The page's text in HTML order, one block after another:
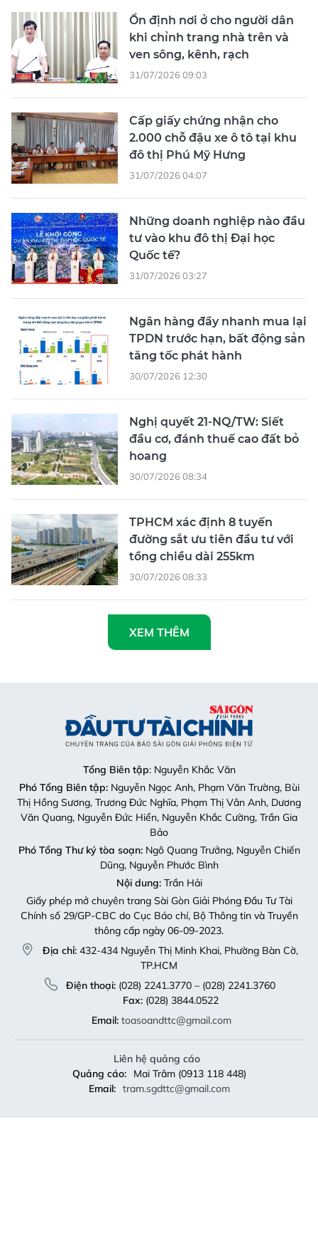
Ổn định nơi ở cho người dân
khi chỉnh trang nhà trên và
ven sông, kênh, rạch
31/07/2026 09:03
Cấp giấy chứng nhận cho
2.000 chỗ đậu xe ô tô tại khu
đô thị Phú Mỹ Hưng
31/07/2026 04:07
Những doanh nghiệp nào đầu
tư vào khu đô thị Đại học
Quốc tế?
31/07/2026 03:27
Ngân hàng đẩy nhanh mua lại
TPDN trước hạn, bất động sản
tăng tốc phát hành
30/07/2026 12:30
Nghị quyết 21-NQ/TW: Siết
đầu cơ, đánh thuế cao đất bỏ
hoang
30/07/2026 08:34
TPHCM xác định 8 tuyến
đường sắt ưu tiên đầu tư với
tổng chiều dài 255km
30/07/2026 08:33
XEM THÊM
Tổng Biên tập: Nguyễn Khắc Văn
Phó Tổng Biên tập:Nguyễn Ngọc Anh, Phạm Văn Trường, Bùi
Thị Hồng Sương, Trương Đức Nghĩa, Phạm Thị Vân Anh, Dương
Văn Quang, Nguyễn Đức Hiển, Nguyễn Khắc Cường, Trần Gia
Bảo
Phó Tổng Thư ký tòa soạn:Ngô Quang Trưởng, Nguyễn Chiến
Dũng, Nguyễn Phước Bình
Nội dung:Trần Hải
Giấy phép mở chuyên trang Sài Gòn Giải Phóng Đầu Tư Tài
Chính số 29/GP-CBC do Cục Báo chí, Bộ Thông tin và Truyền
thông cấp ngày 06-09-2023.
Địa chỉ: 432-434 Nguyễn Thị Minh Khai, Phường Bàn Cờ,
TP.HCM
Điện thoại:(028) 2241.3770 – (028) 2241.3760
Fax:(028) 3844.0522
Email: toasoandttc@gmail.com
Liên hệ quảng cáo
Quảng cáo:
Mai Trâm (0913 118 448)
Email: tram.sgdttc@gmail.com